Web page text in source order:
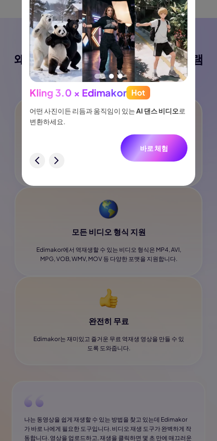
왜 Edimakor동영상 역재생 프로그램
을 선택합니까?
빠르고 & 쉽게
Edimakor에서 동영상을 한 번 클릭과 가장 빠른 속도로 쉽게
모든 비디오 형식 지원
Edimakor에서 역재생할 수 있는 비디오 형식은 MP4, AVI,
MPG, VOB, WMV, MOV 등 다양한 포맷을 지원합니다.
완전히 무료
Edimakor는 재미있고 즐거운 무료 역재생 영상을 만들 수 있
도록 도와줍니다.
나는 동영상을 쉽게 재생할 수 있는 방법을 찾고 있는데 Edimakor
가 바로 나에게 필요한 도구입니다. 비디오 재생 도구가 완벽하게 작
동합니다. 영상을 업로드하고, 재생을 클릭하면 몇 초 만에 매끄러운
Kling 3.0 × Edimakor Hot
어떤 사진이든 리듬과 움직임이 있는AI 댄스 비디오로
변환하세요.
바로 체험